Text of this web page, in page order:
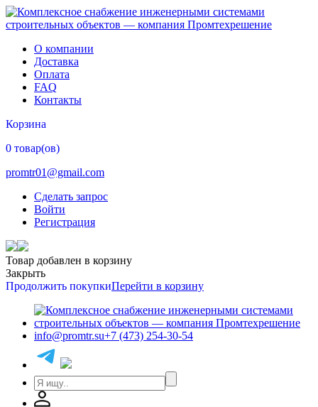
О компании
Доставка
Оплата
FAQ
Контакты
Корзина
0 товар(ов)
promtr01@gmail.com
Сделать запрос
Войти
Регистрация
Товар добавлен в корзину
Закрыть
Продолжить покупкиПерейти в корзину
info@promtr.su+7 (473) 254-30-54